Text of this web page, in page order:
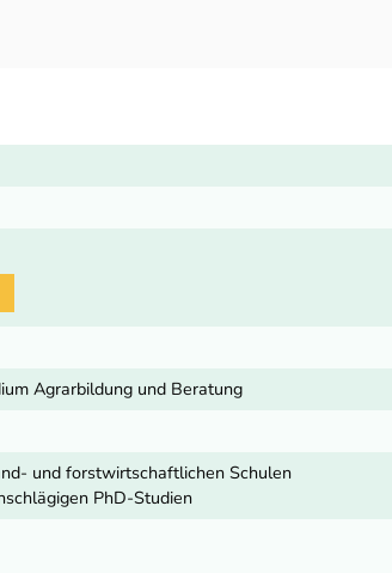
Link
Agrarbildung und Beratung
und forstwirtschaftlichen Schulen
PhD-Studien